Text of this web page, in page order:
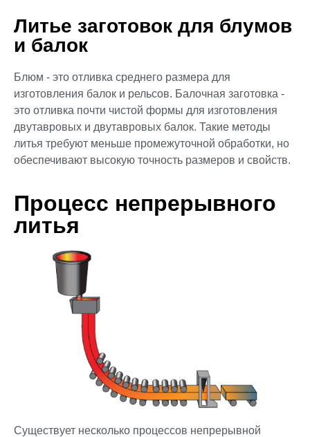
Литье заготовок для блумов
и балок
Блюм - это отливка среднего размера для
изготовления балок и рельсов. Балочная заготовка -
это отливка почти чистой формы для изготовления
двутавровых и двутавровых балок. Такие методы
литья требуют меньше промежуточной обработки, но
обеспечивают высокую точность размеров и свойств.
Процесс непрерывного
литья
Существует несколько процессов непрерывной